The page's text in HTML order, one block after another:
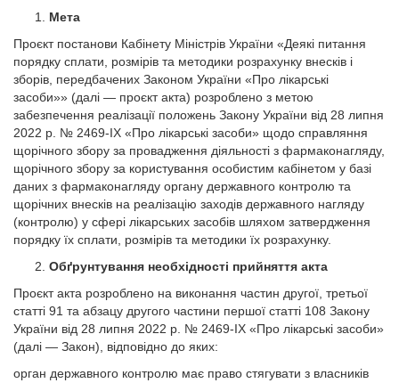
Мета
Проєкт постанови Кабінету Міністрів України «Деякі питання
порядку сплати, розмірів та методики розрахунку внесків і
зборів, передбачених Законом України «Про лікарські
засоби»» (далі — проєкт акта) розроблено з метою
забезпечення реалізації положень Закону України від 28 липня
2022 р. № 2469-IX «Про лікарські засоби» щодо справляння
щорічного збору за провадження діяльності з фармаконагляду,
щорічного збору за користування особистим кабінетом у базі
даних з фармаконагляду органу державного контролю та
щорічних внесків на реалізацію заходів державного нагляду
(контролю) у сфері лікарських засобів шляхом затвердження
порядку їх сплати, розмірів та методики їх розрахунку.
Обґрунтування необхідності прийняття акта
Проєкт акта розроблено на виконання частин другої, третьої
статті 91 та абзацу другого частини першої статті 108 Закону
України від 28 липня 2022 р. № 2469-IX «Про лікарські засоби»
(далі — Закон), відповідно до яких:
орган державного контролю має право стягувати з власників